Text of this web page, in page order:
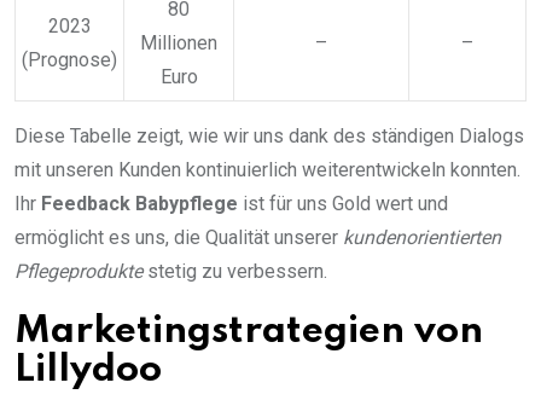
2023
(Prognose)
80
Millionen
Euro
– –
Diese Tabelle zeigt, wie wir uns dank des ständigen Dialogs
mit unseren Kunden kontinuierlich weiterentwickeln konnten.
Ihr Feedback Babypflege ist für uns Gold wert und
ermöglicht es uns, die Qualität unserer kundenorientierten
Pflegeproduktestetig zu verbessern.
Marketingstrategien von
Lillydoo